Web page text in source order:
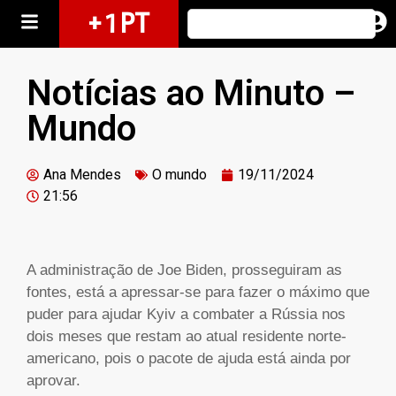
+ 1 PT
Notícias ao Minuto –
Mundo
Ana Mendes O mundo
19/11/2024
21:56
A administração de Joe Biden, prosseguiram as
fontes, está a apressar-se para fazer o máximo que
puder para ajudar Kyiv a combater a Rússia nos
dois meses que restam ao atual residente norte-
americano, pois o pacote de ajuda está ainda por
aprovar.